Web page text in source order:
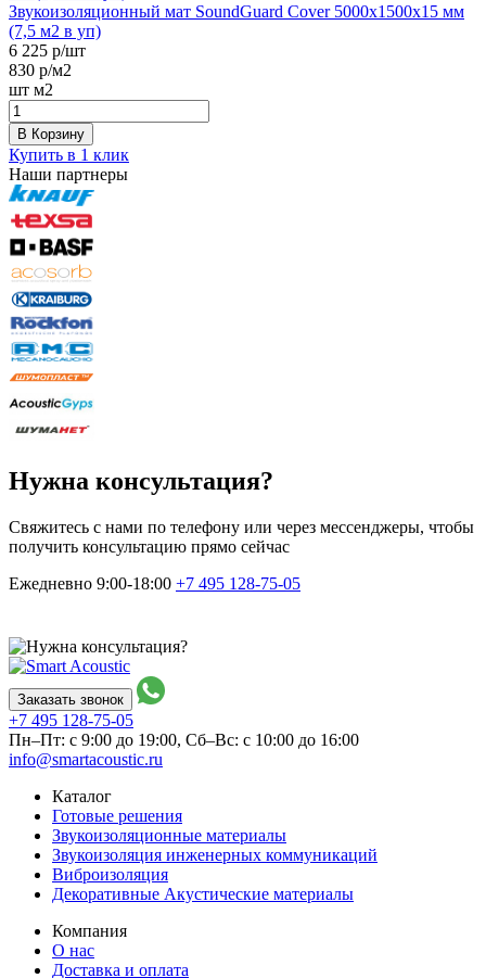
Звукоизоляционный мат SoundGuard Cover 5000х1500х15 мм
(7,5 м2 в уп)
6 225 р/шт
830 р/м2
шт м2
В Корзину
Купить в 1 клик
Наши партнеры
Нужна консультация?
Свяжитесь с нами по телефону или через мессенджеры, чтобы
получить консультацию прямо сейчас
Ежедневно 9:00-18:00 +7 495 128-75-05
Заказать звонок
+7 495 128-75-05
Пн–Пт: с 9:00 до 19:00, Сб–Вс: с 10:00 до 16:00
info@smartacoustic.ru
Каталог
Готовые решения
Звукоизоляционные материалы
Звукоизоляция инженерных коммуникаций
Виброизоляция
Декоративные Акустические материалы
Компания
О нас
Доставка и оплата